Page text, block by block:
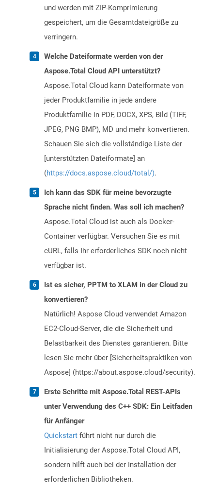
und werden mit ZIP-Komprimierung
gespeichert, um die Gesamtdateigröße zu
verringern.
Welche Dateiformate werden von der
Aspose.Total Cloud API unterstützt?
Aspose.Total Cloud kann Dateiformate von
jeder Produktfamilie in jede andere
Produktfamilie in PDF, DOCX, XPS, Bild (TIFF,
JPEG, PNG BMP), MD und mehr konvertieren.
Schauen Sie sich die vollständige Liste der
[unterstützten Dateiformate] an
(https://docs.aspose.cloud/total/).
Ich kann das SDK für meine bevorzugte
Sprache nicht finden. Was soll ich machen?
Aspose.Total Cloud ist auch als Docker-
Container verfügbar. Versuchen Sie es mit
cURL, falls Ihr erforderliches SDK noch nicht
verfügbar ist.
Ist es sicher, PPTM to XLAM in der Cloud zu
konvertieren?
Natürlich! Aspose Cloud verwendet Amazon
EC2-Cloud-Server, die die Sicherheit und
Belastbarkeit des Dienstes garantieren. Bitte
lesen Sie mehr über [Sicherheitspraktiken von
Aspose] (https://about.aspose.cloud/security).
Erste Schritte mit Aspose.Total REST-APIs
unter Verwendung des C++ SDK: Ein Leitfaden
für Anfänger
Quickstart führt nicht nur durch die
Initialisierung der Aspose.Total Cloud API,
sondern hilft auch bei der Installation der
erforderlichen Bibliotheken.